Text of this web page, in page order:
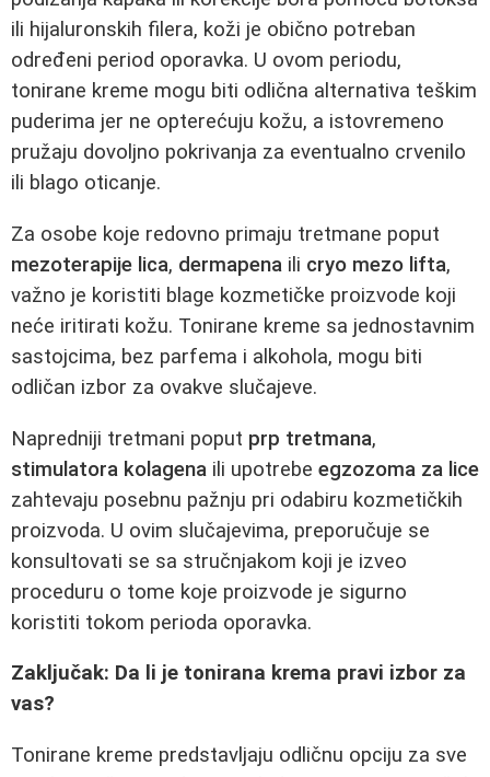
ili hijaluronskih filera, koži je obično potreban
određeni period oporavka. U ovom periodu,
tonirane kreme mogu biti odlična alternativa teškim
puderima jer ne opterećuju kožu, a istovremeno
pružaju dovoljno pokrivanja za eventualno crvenilo
ili blago oticanje.
Za osobe koje redovno primaju tretmane poput
mezoterapije lica, dermapena ili cryo mezo lifta,
važno je koristiti blage kozmetičke proizvode koji
neće iritirati kožu. Tonirane kreme sa jednostavnim
sastojcima, bez parfema i alkohola, mogu biti
odličan izbor za ovakve slučajeve.
Napredniji tretmani poput prp tretmana,
stimulatora kolagena ili upotrebe egzozoma za lice
zahtevaju posebnu pažnju pri odabiru kozmetičkih
proizvoda. U ovim slučajevima, preporučuje se
konsultovati se sa stručnjakom koji je izveo
proceduru o tome koje proizvode je sigurno
koristiti tokom perioda oporavka.
Zaključak: Da li je tonirana krema pravi izbor za
vas?
Tonirane kreme predstavljaju odličnu opciju za sve